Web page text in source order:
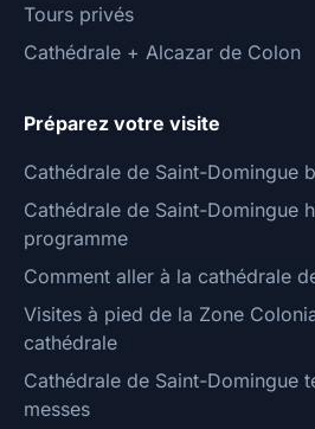
Tours privés
Cathédrale + Alcazar de Colon
Préparez votre visite
Cathédrale de Saint-Domingue
Cathédrale de Saint-Domingue
programme
Comment aller à la cathédrale
Visites à pied de la Zone
cathédrale
Cathédrale de Saint-Domingue
messes